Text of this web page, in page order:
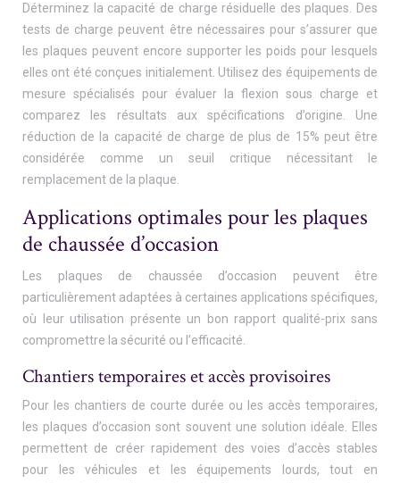
Déterminez la capacité de charge résiduelle des plaques. Des
tests de charge peuvent être nécessaires pour s’assurer que
les plaques peuvent encore supporter les poids pour lesquels
elles ont été conçues initialement. Utilisez des équipements de
mesure spécialisés pour évaluer la flexion sous charge et
comparez les résultats aux spécifications d’origine. Une
réduction de la capacité de charge de plus de 15% peut être
considérée comme un seuil critique nécessitant le
remplacement de la plaque.
Applications optimales pour les plaques
de chaussée d’occasion
Les plaques de chaussée d’occasion peuvent être
particulièrement adaptées à certaines applications spécifiques,
où leur utilisation présente un bon rapport qualité-prix sans
compromettre la sécurité ou l’efficacité.
Chantiers temporaires et accès provisoires
Pour les chantiers de courte durée ou les accès temporaires,
les plaques d’occasion sont souvent une solution idéale. Elles
permettent de créer rapidement des voies d’accès stables
pour les véhicules et les équipements lourds, tout en